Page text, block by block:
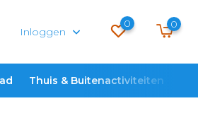
Inloggen
0 0
Thuis & Buitenactiviteiten